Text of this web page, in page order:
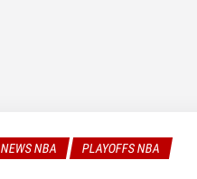
NEWS NBA PLAYOFFS NBA